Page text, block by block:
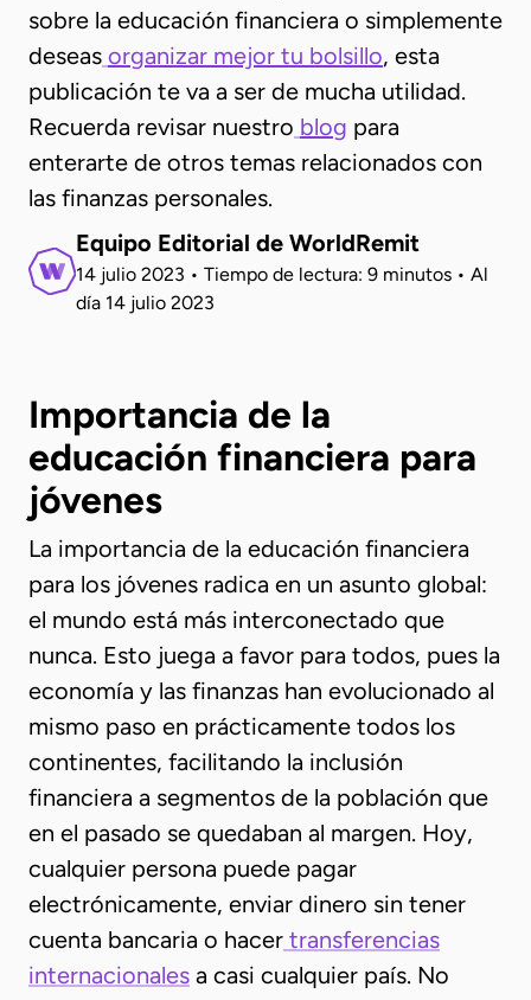
sobre la educación financiera o simplemente
deseas organizar mejor tu bolsillo, esta
publicación te va a ser de mucha utilidad.
Recuerda revisar nuestro blog para
enterarte de otros temas relacionados con
las finanzas personales.
Equipo Editorial de WorldRemit
14 julio 2023 • Tiempo de lectura: 9 minutos • Al
día 14 julio 2023
Importancia de la
educación financiera para
jóvenes
La importancia de la educación financiera
para los jóvenes radica en un asunto global:
el mundo está más interconectado que
nunca. Esto juega a favor para todos, pues la
economía y las finanzas han evolucionado al
mismo paso en prácticamente todos los
continentes, facilitando la inclusión
financiera a segmentos de la población que
en el pasado se quedaban al margen. Hoy,
cualquier persona puede pagar
electrónicamente, enviar dinero sin tener
cuenta bancaria o hacer transferencias
internacionales a casi cualquier país. No